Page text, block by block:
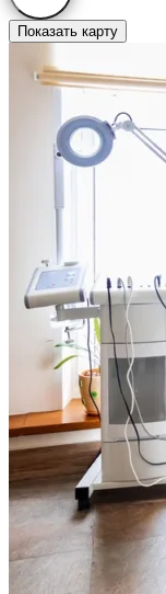
Показать карту